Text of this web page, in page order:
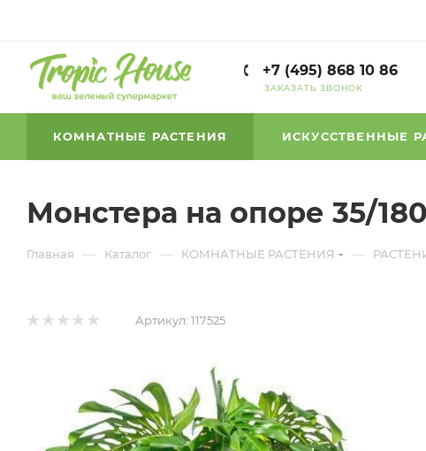
+7 (495) 868 10 86
ЗАКАЗАТЬ ЗВОНОК
КОМНАТНЫЕ РАСТЕНИЯ ИСКУССТВЕННЫЕ
Монстера на опоре 35/
Главная — Каталог — КОМНАТНЫЕ РАСТЕНИЯ —
Артикул: 117525